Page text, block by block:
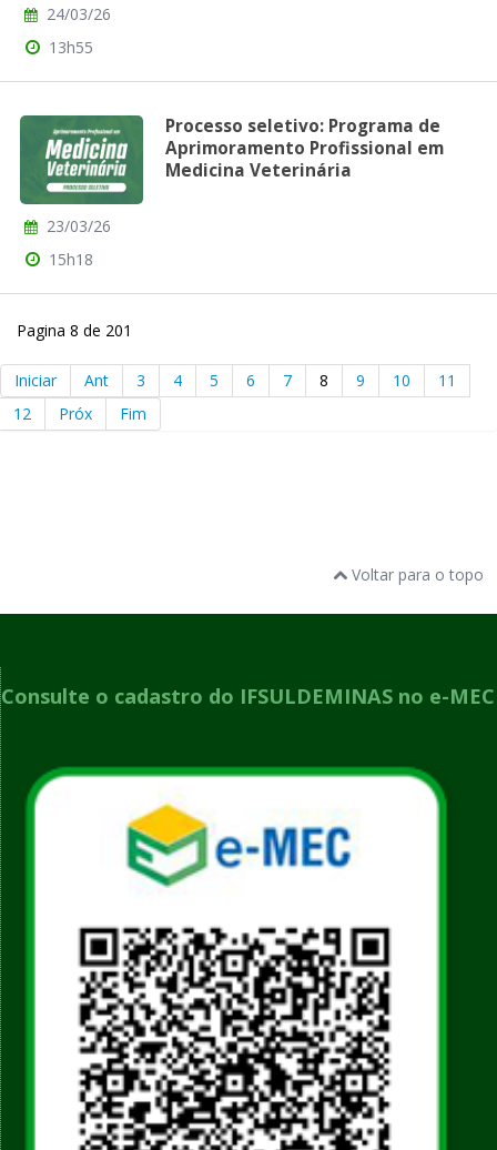
24/03/26
13h55
Processo seletivo: Programa de
Aprimoramento Profissional em
Medicina Veterinária
23/03/26
15h18
Pagina 8 de 201
Iniciar Ant 3 4 5 6 7 8 9 10
11
12
Próx Fim
Voltar para o topo
Consulte o cadastro do IFSULDEMINAS no e-MEC